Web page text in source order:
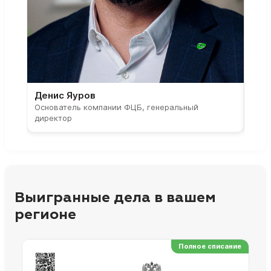
Денис Яуров
Основатель компании ФЦБ, генеральный
директор
Выигранные дела в вашем
регионе
Полное списание